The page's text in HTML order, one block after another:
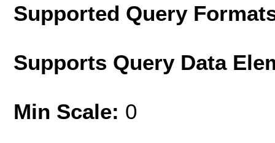
Supported Query
Supports Query Data
Min Scale: 0